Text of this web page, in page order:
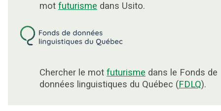
mot futurisme dans Usito.
Chercher le mot futurisme dans le Fonds de
données linguistiques du Québec (FDLQ).